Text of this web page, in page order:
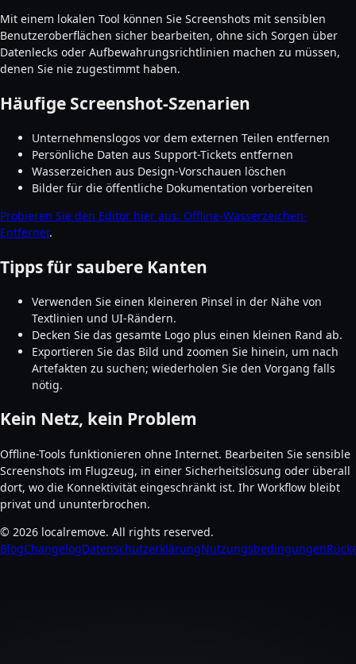
Mit einem lokalen Tool können Sie Screenshots mit sensiblen
Benutzeroberflächen sicher bearbeiten, ohne sich Sorgen über
Datenlecks oder Aufbewahrungsrichtlinien machen zu müssen,
denen Sie nie zugestimmt haben.
Häufige Screenshot-Szenarien
Unternehmenslogos vor dem externen Teilen entfernen
Persönliche Daten aus Support-Tickets entfernen
Wasserzeichen aus Design-Vorschauen löschen
Bilder für die öffentliche Dokumentation vorbereiten
Probieren Sie den Editor hier aus: Offline-Wasserzeichen-
Entferner.
Tipps für saubere Kanten
Verwenden Sie einen kleineren Pinsel in der Nähe von
Textlinien und UI-Rändern.
Decken Sie das gesamte Logo plus einen kleinen Rand ab.
Exportieren Sie das Bild und zoomen Sie hinein, um nach
Artefakten zu suchen; wiederholen Sie den Vorgang falls
nötig.
Kein Netz, kein Problem
Offline-Tools funktionieren ohne Internet. Bearbeiten Sie sensible
Screenshots im Flugzeug, in einer Sicherheitslösung oder überall
dort, wo die Konnektivität eingeschränkt ist. Ihr Workflow bleibt
privat und ununterbrochen.
© 2026 localremove. All rights reserved.
BlogChangelogDatenschutzerklärungNutzungsbedingungen